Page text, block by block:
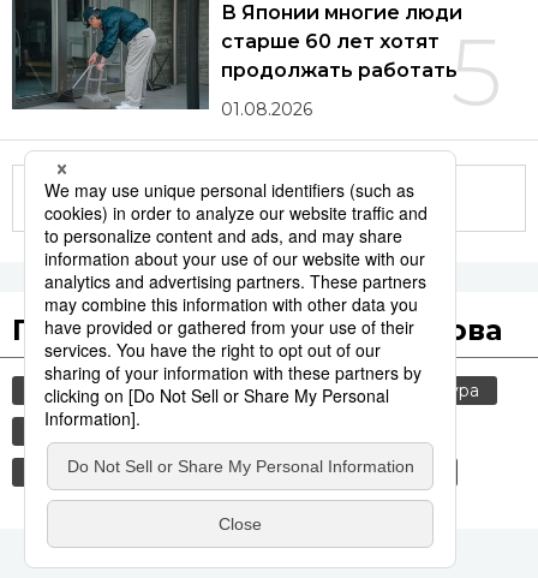
5
В Японии многие люди
старше 60 лет хотят
продолжать работать
01.08.2026
Другие статьи по теме
Популярные поисковые слова
общество jiji press политика
культура
история
еда и напитки
технологии синкансэн